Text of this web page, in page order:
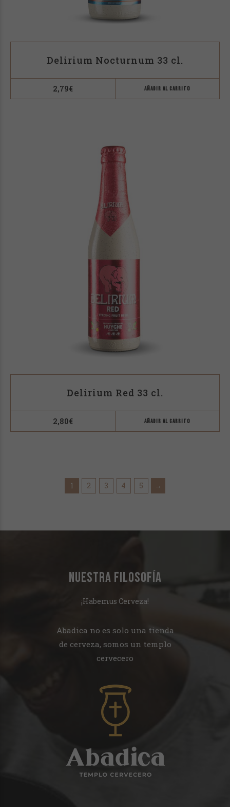
Delirium Nocturnum 33 cl.
2,79€ AÑADIR AL CARRITO
Delirium Red 33 cl.
2,80€ AÑADIR AL CARRITO
1 2 3 4 5 →
NUESTRA FILOSOFÍA
¡Habemus Cerveza!
Abadica no es solo una tienda
de cerveza, somos un templo
cervecero